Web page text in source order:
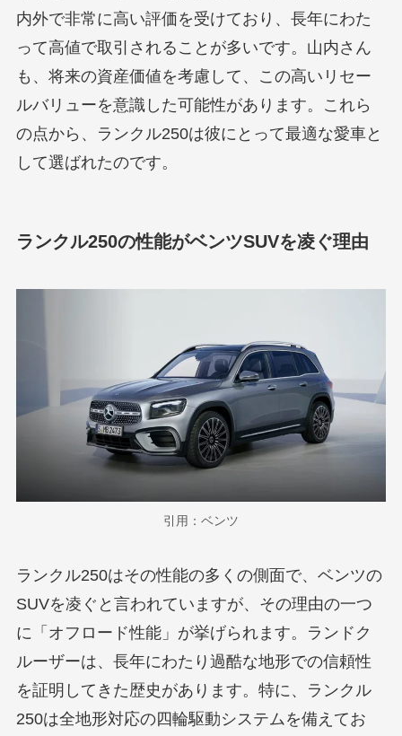
内外で非常に高い評価を受けており、長年にわた
って高値で取引されることが多いです。山内さん
も、将来の資産価値を考慮して、この高いリセー
ルバリューを意識した可能性があります。これら
の点から、ランクル250は彼にとって最適な愛車と
して選ばれたのです。
ランクル250の性能がベンツSUVを凌ぐ理由
引用：ベンツ
ランクル250はその性能の多くの側面で、ベンツの
SUVを凌ぐと言われていますが、その理由の一つ
に「オフロード性能」が挙げられます。ランドク
ルーザーは、長年にわたり過酷な地形での信頼性
を証明してきた歴史があります。特に、ランクル
250は全地形対応の四輪駆動システムを備えてお